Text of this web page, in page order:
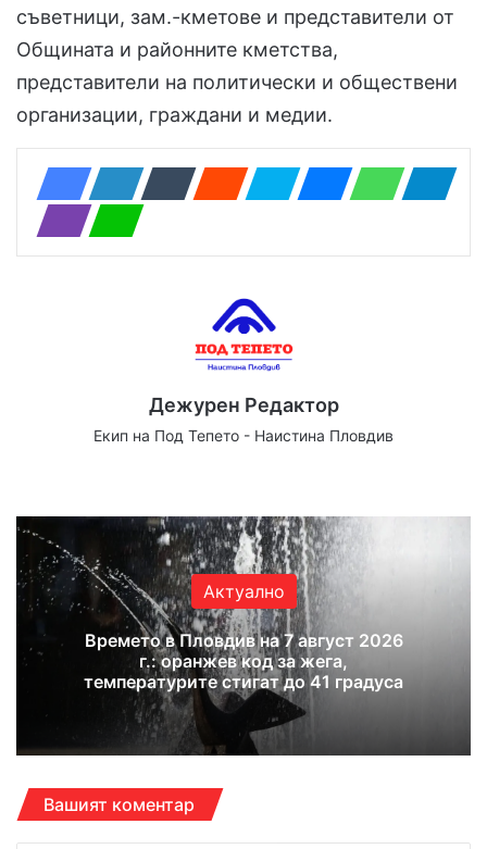
съветници, зам.-кметове и представители от
Общината и районните кметства,
представители на политически и обществени
организации, граждани и медии.
Дежурен Редактор
Екип на Под Тепето - Наистина Пловдив
Актуално
Времето в Пловдив на 7 август 2026
г.: оранжев код за жега,
температурите стигат до 41 градуса
Вашият коментар